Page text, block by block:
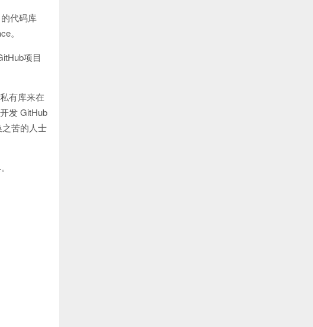
代码库
。
项目
有库来在
发 GitHub
苦的人士